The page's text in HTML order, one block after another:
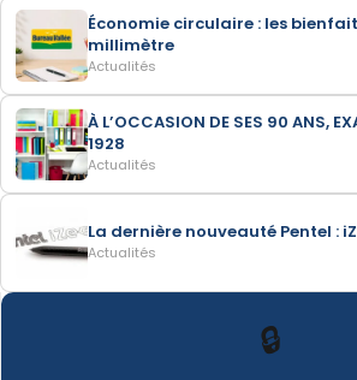
Économie circulaire : les
millimètre
Actualités
À L’OCCASION DE SES 90 ANS,
1928
Actualités
La dernière nouveauté Pentel :
Actualités
🔒